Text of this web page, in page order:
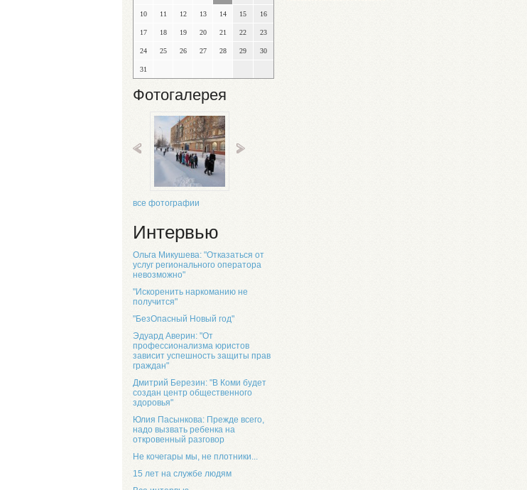
10 11 12 13 14 15 16
17 18 19 20 21 22 23
24 25 26 27 28 29 30
31
Фотогалерея
все фотографии
Интервью
Ольга Микушева: "Отказаться от
услуг регионального оператора
невозможно"
"Искоренить наркоманию не
получится"
"БезОпасный Новый год"
Эдуард Аверин: "От
профессионализма юристов
зависит успешность защиты прав
граждан"
Дмитрий Березин: "В Коми будет
создан центр общественного
здоровья"
Юлия Пасынкова: Прежде всего,
надо вызвать ребенка на
откровенный разговор
Не кочегары мы, не плотники...
15 лет на службе людям